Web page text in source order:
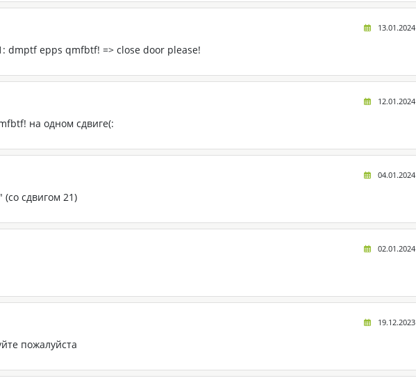
13.01.2024
dmptf epps qmfbtf! => close door please!
12.01.2024
на одном сдвиге(:
04.01.2024
сдвигом 21)
02.01.2024
19.12.2023
пожалуйста